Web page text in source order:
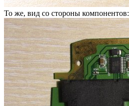
То же, вид со стороны компонентов: